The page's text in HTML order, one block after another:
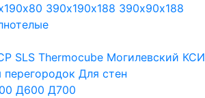
390х190х188 390х90х188
SLS Thermocube Могилевский КСИ
перегородок Для стен
Д600 Д700